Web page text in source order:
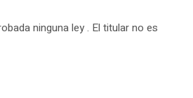
ninguna ley . El titular no es